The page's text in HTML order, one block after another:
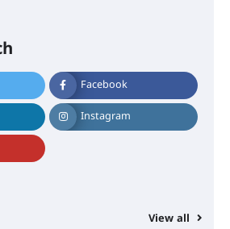
Facebook
Instagram
View all
മഴയ്ക്കും കാറ്റിനും
ഇരിങ്ങാലക്കുടയിൽ 4.4
മീറ്റർ മഴ ലഭിച്ചു
പ്രതിസന്ധികളോട് പൊരുതി